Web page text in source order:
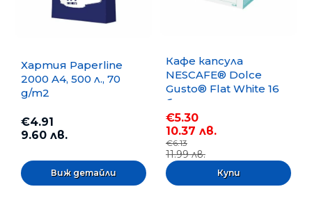
Хартия Paperline
2000 A4, 500 л., 70
g/m2
€4.91
9.60 лв.
Виж детайли
Кафе капсула
NESCAFE® Dolce
Gusto® Flat White 16
бр.
€5.30
10.37 лв.
€6.13
11.99 лв.